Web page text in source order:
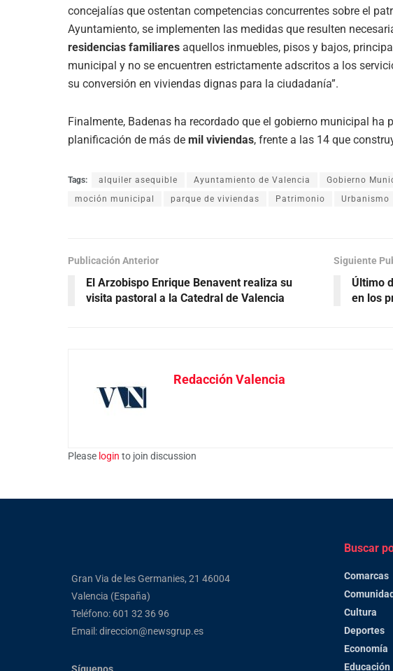
concejalías que ostentan competencias concurrentes sobre el
Ayuntamiento, se implementen las medidas que resulten
residencias familiares aquellos inmuebles, pisos y bajos,
municipal y no se encuentren estrictamente adscritos a los
su conversión en viviendas dignas para la ciudadanía”.
Finalmente, Badenas ha recordado que el gobierno municipal ha
planificación de más de mil viviendas, frente a las 14 que
Tags: alquiler asequible Ayuntamiento de Valencia Gobierno
moción municipal
parque de viviendas Patrimonio Urbanismo
Publicación Anterior
El Arzobispo Enrique Benavent realiza su
visita pastoral a la Catedral de Valencia
Siguiente
Último
en los
Redacción Valencia
Please login to join discussion
Gran Via de les Germanies, 21 46004
Valencia (España)
Teléfono: 601 32 36 96
Email: direccion@newsgrup.es
Buscar
Comarcas
Cultura
Deportes
Economía
Educación